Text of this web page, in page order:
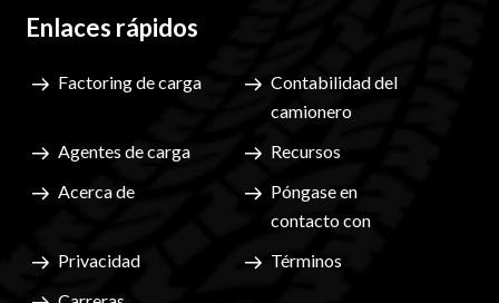
Enlaces rápidos
Factoring de carga
Contabilidad del
camionero
Agentes de carga
Recursos
Acerca de
Póngase en
contacto con
Privacidad
Términos